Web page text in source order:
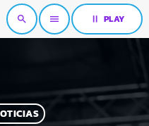
search menu pause PLAY